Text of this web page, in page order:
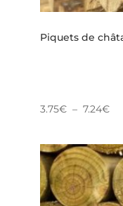
Piquets de
3.75€ – 7.24€
à